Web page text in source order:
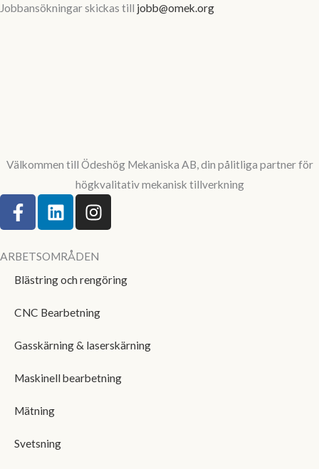
Jobbansökningar skickas till jobb@omek.org
Välkommen till Ödeshög Mekaniska AB, din pålitliga partner för
högkvalitativ mekanisk tillverkning
F
a
e
b
o
o
-
L
i
k
e
d
i
I
n
t
a
g
r
m
ARBETSOMRÅDEN
Blästring och rengöring
CNC Bearbetning
Gasskärning & laserskärning
Maskinell bearbetning
Mätning
Svetsning